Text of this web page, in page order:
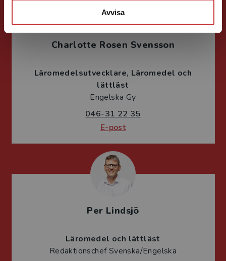
Avvisa
Charlotte Rosen Svensson
Läromedelsutvecklare Läromedel och
lättläst
Engelska Gy
046-31 22 35
E-post
Per Lindsjö
Läromedel och lättläst
Redaktionschef Svenska/Engelska